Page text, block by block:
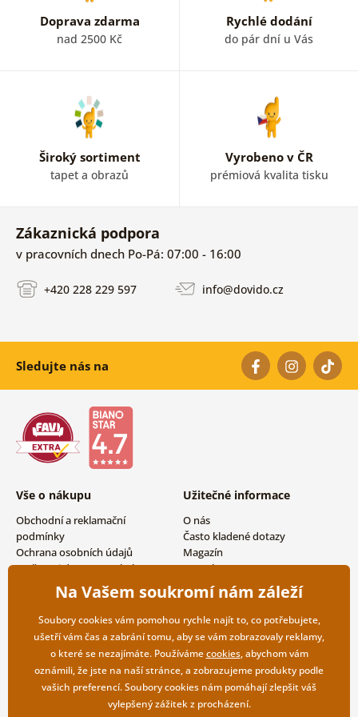
Doprava zdarma
nad 2500 Kč
Rychlé dodání
do pár dní u Vás
Široký sortiment
tapet a obrazů
Vyrobeno v ČR
prémiová kvalita tisku
Zákaznická podpora
v pracovních dnech Po-Pá: 07:00 - 16:00
+420 228 229 597 info@dovido.cz
Sledujte nás na
Vše o nákupu
Obchodní a reklamační
podmínky
Ochrana osobních údajů
Možnosti dopravy a platby
Vrácení zboží
Užitečné informace
O nás
Často kladené dotazy
Magazín
Kontakty
Velkoobchodní spolupráce
Na Vašem soukromí nám záleží
Soubory cookies vám pomohou rychle najít to, co potřebujete,
ušetří vám čas a zabrání tomu, aby se vám zobrazovaly reklamy,
o které se nezajímáte. Používámecookies, abychom vám
oznámili, že jste na naší stránce, a zobrazujeme produkty podle
vašich preferencí. Soubory cookies nám pomáhají zlepšit váš
vylepšený zážitek z procházení.